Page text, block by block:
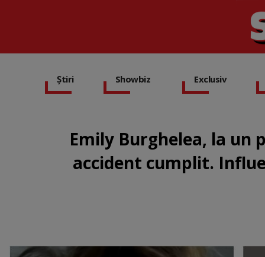
Știri Showbiz Exclusiv
Emily Burghelea, la un
accident cumplit.